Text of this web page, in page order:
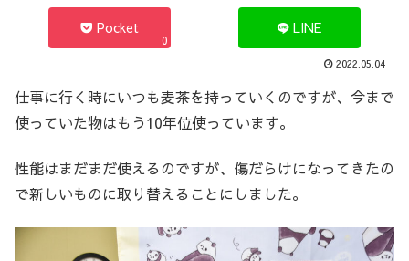
Pocket
0
LINE
2022.05.04
仕事に行く時にいつも麦茶を持っていくのですが、今まで
使っていた物はもう10年位使っています。
性能はまだまだ使えるのですが、傷だらけになってきたの
で新しいものに取り替えることにしました。